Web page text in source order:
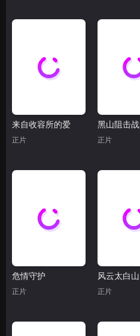
来自收容所的爱
正片
黑山阻击战
正片
危情守护
正片
风云太白山
正片